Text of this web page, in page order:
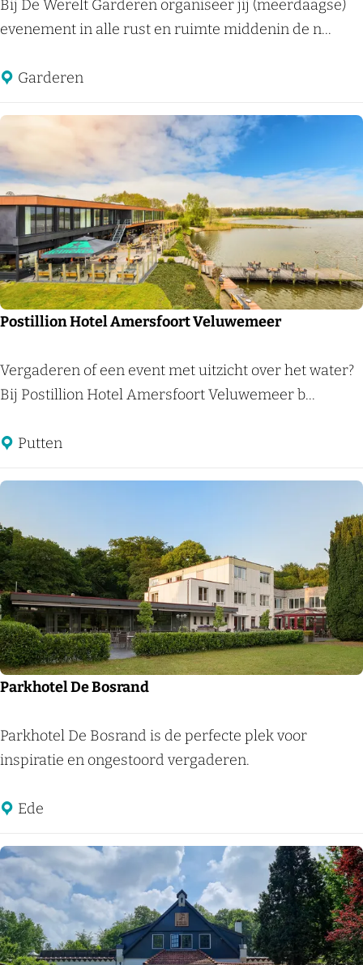
i
d
B
e
u
k
h
o
f
D
e
e
e
t
G
r
d
e
r
n
Bij De Werelt Garderen organiseer jij (meerdaagse)
evenement in alle rust en ruimte middenin de n...
Garderen
Postillion Hotel Amersfoort Veluwemeer
P
o
t
l
i
o
n
H
o
t
e
A
m
r
f
o
r
t
Vergaderen of een event met uitzicht over het water?
Bij Postillion Hotel Amersfoort Veluwemeer b...
Putten
Parkhotel De Bosrand
P
a
k
o
e
l
D
Parkhotel De Bosrand is de perfecte plek voor
inspiratie en ongestoord vergaderen.
Ede